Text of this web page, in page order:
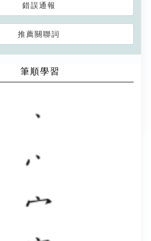
錯誤通報
推薦關聯詞
筆順學習